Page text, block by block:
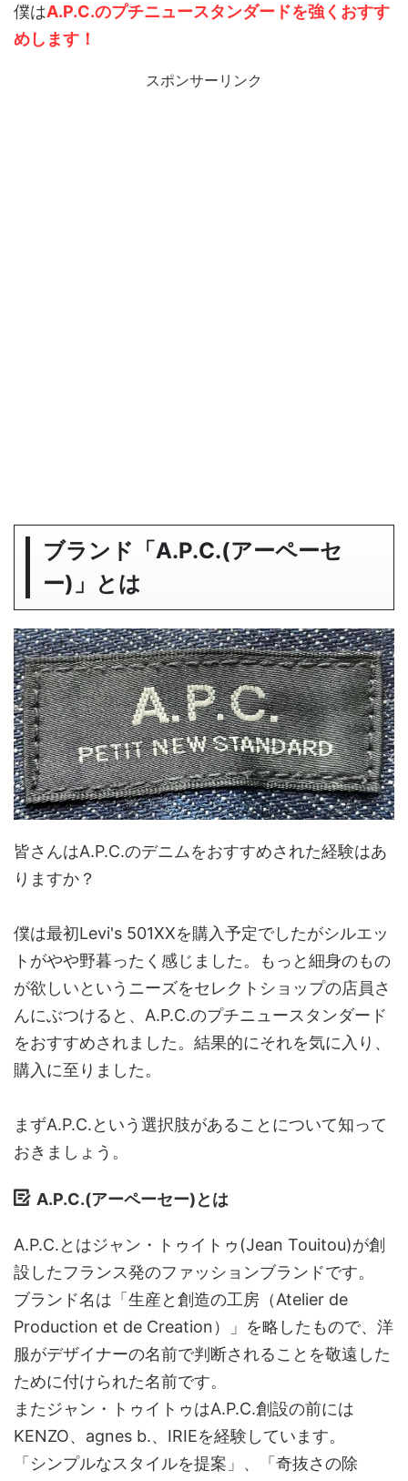
僕はA.P.C.のプチニュースタンダードを強くおすす
めします！
スポンサーリンク
ブランド「A.P.C.(アーペーセ
ー)」とは
皆さんはA.P.C.のデニムをおすすめされた経験はあ
りますか？
僕は最初Levi's 501XXを購入予定でしたがシルエッ
トがやや野暮ったく感じました。もっと細身のもの
が欲しいというニーズをセレクトショップの店員さ
んにぶつけると、A.P.C.のプチニュースタンダード
をおすすめされました。結果的にそれを気に入り、
購入に至りました。
まずA.P.C.という選択肢があることについて知って
おきましょう。
A.P.C.(アーペーセー)とは
A.P.C.とはジャン・トゥイトゥ(Jean Touitou)が創
設したフランス発のファッションブランドです。
ブランド名は「生産と創造の工房（Atelier de
Production et de Creation）」を略したもので、洋
服がデザイナーの名前で判断されることを敬遠した
ために付けられた名前です。
またジャン・トゥイトゥはA.P.C.創設の前には
KENZO、agnes b.、IRIEを経験しています。
「シンプルなスタイルを提案」、「奇抜さの除